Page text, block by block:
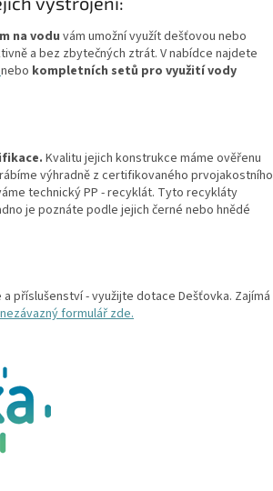
na voduvám umožní využít dešťovou nebo
a bez zbytečných ztrát. V nabídce najdete
nebo kompletních setů pro využití vody
Kvalitu jejich konstrukce máme ověřenu
výhradně z certifikovaného prvojakostního
technický PP - recyklát. Tyto recykláty
je poznáte podle jejich černé nebo hnědé
příslušenství - využijte dotace Dešťovka. Zajímá
nezávazný formulář zde.